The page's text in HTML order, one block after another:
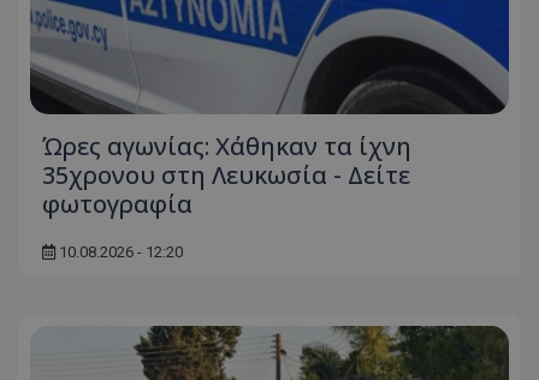
Ώρες αγωνίας: Χάθηκαν τα ίχνη
35χρονου στη Λευκωσία - Δείτε
φωτογραφία
10.08.2026 - 12:20